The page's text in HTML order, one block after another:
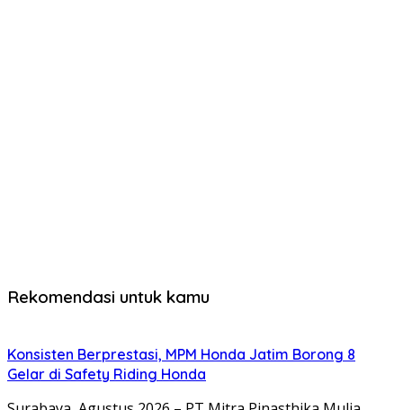
Rekomendasi untuk kamu
Konsisten Berprestasi, MPM Honda Jatim Borong 8
Gelar di Safety Riding Honda